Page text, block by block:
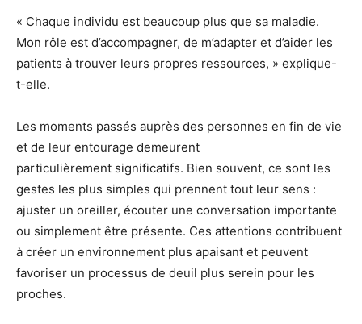
« Chaque individu est beaucoup plus que sa maladie.
Mon rôle est d’accompagner, de m’adapter et d’aider les
patients à trouver leurs propres ressources, » explique-
t-elle.
Les moments passés auprès des personnes en fin de vie
et de leur entourage demeurent
particulièrement significatifs. Bien souvent, ce sont les
gestes les plus simples qui prennent tout leur sens :
ajuster un oreiller, écouter une conversation importante
ou simplement être présente. Ces attentions contribuent
à créer un environnement plus apaisant et peuvent
favoriser un processus de deuil plus serein pour les
proches.